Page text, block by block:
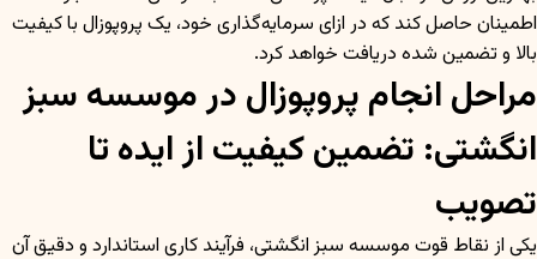
اطمینان حاصل کند که در ازای سرمایه‌گذاری خود، یک پروپوزال با کیفیت
بالا و تضمین شده دریافت خواهد کرد.
مراحل انجام پروپوزال در موسسه سبز
انگشتی: تضمین کیفیت از ایده تا
تصویب
یکی از نقاط قوت موسسه سبز انگشتی، فرآیند کاری استاندارد و دقیق آن